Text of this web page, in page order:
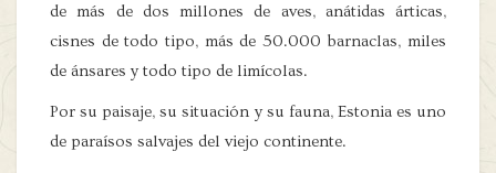
de más de dos millones de aves, anátidas árticas,
cisnes de todo tipo, más de 50.000 barnaclas, miles
de ánsares y todo tipo de limícolas.
Por su paisaje, su situación y su fauna, Estonia es uno
de paraísos salvajes del viejo continente.